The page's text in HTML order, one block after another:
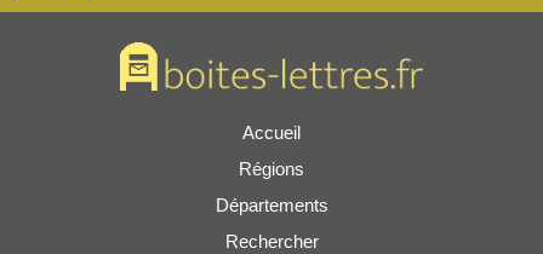
Accueil
Régions
Départements
Rechercher